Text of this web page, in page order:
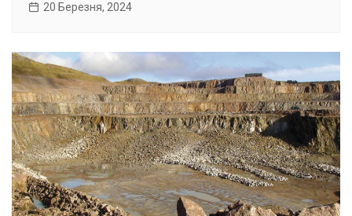
20 Березня, 2024